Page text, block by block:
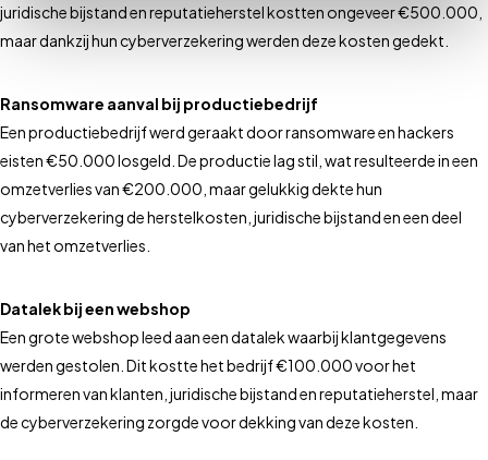
juridische bijstand en reputatieherstel kostten ongeveer €500.000,
maar dankzij hun cyberverzekering werden deze kosten gedekt.
Ransomware aanval bij productiebedrijf
Een productiebedrijf werd geraakt door ransomware en hackers
eisten €50.000 losgeld. De productie lag stil, wat resulteerde in een
omzetverlies van €200.000, maar gelukkig dekte hun
cyberverzekering de herstelkosten, juridische bijstand en een deel
van het omzetverlies.
Datalek bij een webshop
Een grote webshop leed aan een datalek waarbij klantgegevens
werden gestolen. Dit kostte het bedrijf €100.000 voor het
informeren van klanten, juridische bijstand en reputatieherstel, maar
de cyberverzekering zorgde voor dekking van deze kosten.